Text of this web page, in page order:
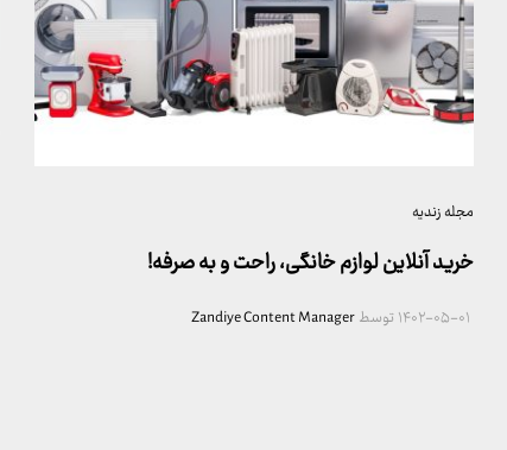
مجله زندیه
خرید آنلاین لوازم خانگی، راحت و به صرفه!
۱۴۰۲-۰۵-۰۱توسطZandiye Content Manager